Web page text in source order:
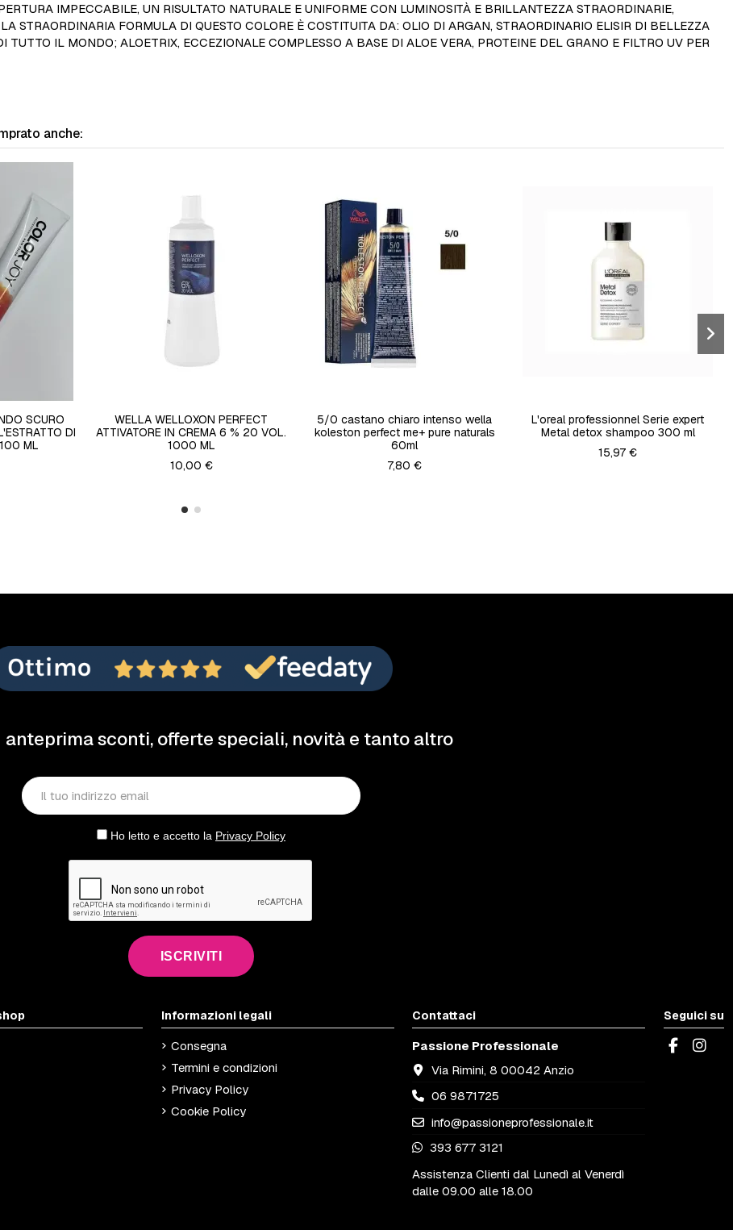
IMPECCABILE, UN RISULTATO NATURALE E UNIFORME CON LUMINOSITÀ E BRILLANTEZZA STRAORDINARIE,
STRAORDINARIA FORMULA DI QUESTO COLORE È COSTITUITA DA: OLIO DI ARGAN, STRAORDINARIO ELISIR DI BELLEZZA
IL MONDO; ALOETRIX, ECCEZIONALE COMPLESSO A BASE DI ALOE VERA, PROTEINE DEL GRANO E FILTRO UV PER
anche:
SCURO
DI
ML
WELLA WELLOXON PERFECT
ATTIVATORE IN CREMA 6 % 20 VOL.
1000 ML
10,00 €
5/0 castano chiaro intenso wella
koleston perfect me+ pure naturals
60ml
7,80 €
L'oreal professionnel Serie expert
Metal detox shampoo 300 ml
15,97 €
anteprima sconti, offerte speciali, novità e tanto altro
Ho letto e accetto la Privacy Policy
ISCRIVITI
Informazioni legali
Consegna
Termini e condizioni
Privacy Policy
Cookie Policy
Contattaci
Passione Professionale
Via Rimini, 8 00042 Anzio
06 9871725
info@passioneprofessionale.it
393 677 3121
Assistenza Clienti dal Lunedì al Venerdì
dalle 09.00 alle 18.00
Seguici su